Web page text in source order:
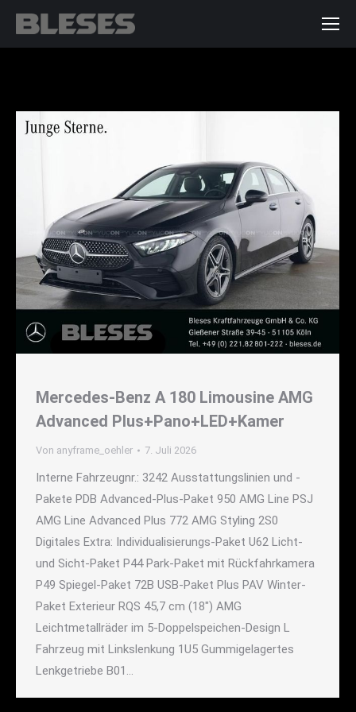
Mercedes-Benz A 180 Limousine AMG
Advanced Plus+Pano+LED+Kamer
Von anyframe_oehler 7. Juli 2026
Interne Fahrzeugnr.: 3242 Ausstattungslinien und -
Pakete PDB Advanced-Plus-Paket 950 AMG Line PSJ
AMG Line Advanced Plus 772 AMG Styling 2S0
Digitales Extra: Individualisierungs-Paket U62 Licht-
und Sicht-Paket P44 Park-Paket mit Rückfahrkamera
P49 Spiegel-Paket 72B USB-Paket Plus PAV Winter-
Paket Exterieur RQS 45,7 cm (18") AMG
Leichtmetallräder im 5-Doppelspeichen-Design L
Fahrzeug mit Linkslenkung 1U5 Gummigelagertes
Lenkgetriebe B01…